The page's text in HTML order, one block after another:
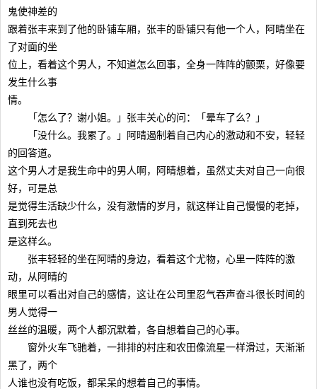
鬼使神差的
跟着张丰来到了他的卧铺车厢，张丰的卧铺只有他一个人，阿晴坐在
了对面的坐
位上，看着这个男人，不知道怎么回事，全身一阵阵的颤栗，好像要
发生什么事
情。
「怎么了？谢小姐。」张丰关心的问：「晕车了么？」
「没什么。我累了。」阿晴遏制着自己内心的激动和不安，轻轻
的回答道。
这个男人才是我生命中的男人啊，阿晴想着，虽然丈夫对自己一向很
好，可是总
是觉得生活缺少什么，没有激情的岁月，就这样让自己慢慢的老掉，
直到死去也
是这样么。
张丰轻轻的坐在阿晴的身边，看着这个尤物，心里一阵阵的激
动，从阿晴的
眼里可以看出对自己的感情，这让在公司里忍气吞声奋斗很长时间的
男人觉得一
丝丝的温暖，两个人都沉默着，各自想着自己的心事。
窗外火车飞驰着，一排排的村庄和农田像流星一样滑过，天渐渐
黑了，两个
人谁也没有吃饭，都呆呆的想着自己的事情。